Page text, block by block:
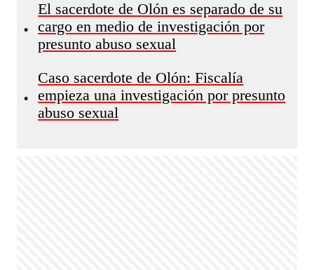
•
El sacerdote de Olón es separado de su
cargo en medio de investigación por
presunto abuso sexual
•
Caso sacerdote de Olón: Fiscalía
empieza una investigación por presunto
abuso sexual